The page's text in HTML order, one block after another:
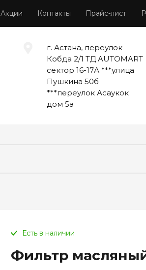
Акции Контакты Прайс-лист
г. Астана, переулок
Кобда 2/1 ТД AUTOMART
сектор 16-17А ***улица
Пушкина 50б
***переулок Асаукок
дом 5а
Есть в наличии
Фильтр